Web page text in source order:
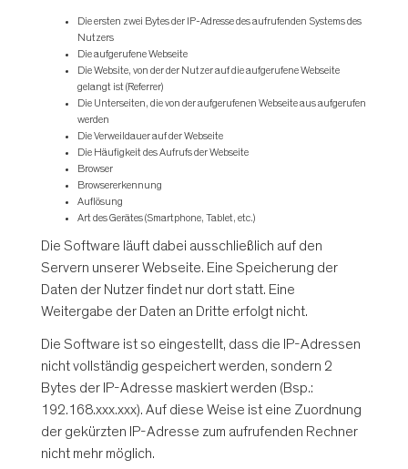
Die ersten zwei Bytes der IP-Adresse des aufrufenden Systems des
Nutzers
Die aufgerufene Webseite
Die Website, von der der Nutzer auf die aufgerufene Webseite
gelangt ist (Referrer)
Die Unterseiten, die von der aufgerufenen Webseite aus aufgerufen
werden
Die Verweildauer auf der Webseite
Die Häufigkeit des Aufrufs der Webseite
Browser
Browsererkennung
Auflösung
Art des Gerätes (Smartphone, Tablet, etc.)
Die Software läuft dabei ausschließlich auf den
Servern unserer Webseite. Eine Speicherung der
Daten der Nutzer findet nur dort statt. Eine
Weitergabe der Daten an Dritte erfolgt nicht.
Die Software ist so eingestellt, dass die IP-Adressen
nicht vollständig gespeichert werden, sondern 2
Bytes der IP-Adresse maskiert werden (Bsp.:
192.168.xxx.xxx). Auf diese Weise ist eine Zuordnung
der gekürzten IP-Adresse zum aufrufenden Rechner
nicht mehr möglich.